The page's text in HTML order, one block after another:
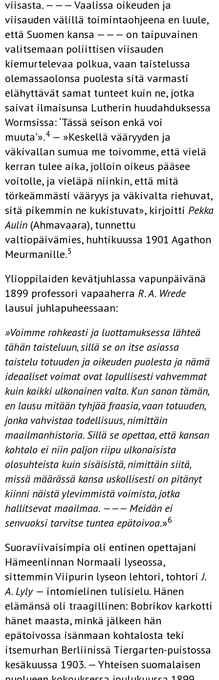
viisasta. ——— Vaalissa oikeuden ja
viisauden välillä toimintaohjeena en luule,
että Suomen kansa ——— on taipuvainen
valitsemaan poliittisen viisauden
kiemurtelevaa polkua, vaan taistelus­sa
olemassaolonsa puolesta sitä varmasti
elähyttävät samat tunteet kuin ne, jotka
saivat ilmaisunsa Lutherin huudahduksessa
Wormsissa: ‘Tässä seison enkä voi
muuta’».4 — »Keskellä vääryyden ja
väkivallan sumua me toivomme, että vielä
kerran tulee aika, jolloin oikeus pää­see
voitolle, ja vieläpä niinkin, että mitä
törkeämmästi vääryys ja väkivalta riehuvat,
sitä pikemmin ne kukistuvat», kirjoitti Pekka
Aulin (Ahmavaara), tunnettu
valtiopäivämies, huhtikuussa 1901 Agathon
Meurmanille.5
Ylioppilaiden kevätjuhlassa vapunpäivänä
1899 professori vapaa­herra R. A. Wrede
lausui juhlapuheessaan:
»Voimme rohkeasti ja luottamuksessa lähteä
tähän taisteluun, sillä se on itse asiassa
taistelu totuuden ja oikeuden puolesta ja nämä
ideaaliset voimat ovat lopullisesti vahvemmat
kuin kaikki ulkonainen valta. Kun sanon tämän,
en lausu mitään tyhjää fraasia, vaan totuuden,
jonka vahvistaa todellisuus, nimittäin
maailmanhistoria. Sillä se opettaa, että kansan
kohtalo ei niin pal­jon riipu ulkonaisista
olosuhteista kuin sisäisistä, nimittäin siitä,
missä mää­rässä kansa uskollisesti on pitänyt
kiinni näistä ylevimmistä voimista, jotka
hallitsevat maailmaa. ——— Meidän ei
senvuoksi tarvitse tuntea epätoi­voa.»6
Suoraviivaisimpia oli entinen opettajani
Hämeenlinnan Normaali­ lyseossa,
sittemmin Viipurin lyseon lehtori, tohtoriJ.
A. Lyly — intomielinen tulisielu. Hänen
elämänsä oli traagillinen: Bobrikov karkotti
hänet maasta, minkä jälkeen hän
epätoivossa isänmaan kohtalosta teki
itsemurhan Berliinissä Tiergarten-puistossa
kesäkuussa 1903. — Yhteisen suomalaisen